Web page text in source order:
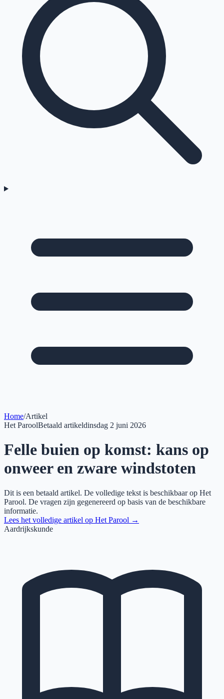
Home/Artikel
Het ParoolBetaald artikeldinsdag 2 juni 2026
Felle buien op komst: kans op
onweer en zware windstoten
Dit is een betaald artikel. De volledige tekst is beschikbaar op Het
Parool. De vragen zijn gegenereerd op basis van de beschikbare
informatie.
Lees het volledige artikel op Het Parool →
Aardrijkskunde